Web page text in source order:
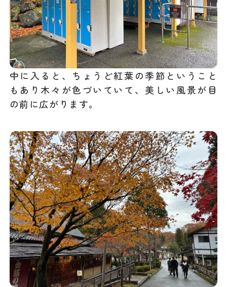
中に入ると、ちょうど紅葉の季節ということ
もあり木々が色づいていて、美しい風景が目
の前に広がります。